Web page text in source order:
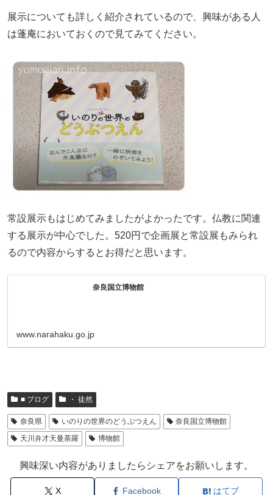
展示についても詳しく紹介されているので、興味がある人
は蓬庵においておくので見てみてください。
常設展示もはじめてみましたがよかったです。仏教に関連
する展示が中心でした。520円で企画展と常設展もみられ
るので内容からするとお得だと思います。
奈良国立博物館
www.narahaku.go.jp
■ ブログ ・ 徒然
奈良県 いのりの世界のどうぶつえん
奈良国立博物館
天川弁才天曼荼羅
博物館
興味深い内容がありましたらシェアをお願いします。
X Facebook はてブ